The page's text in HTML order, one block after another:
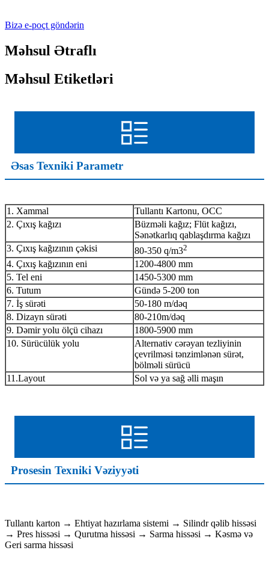
Bizə e-poçt göndərin
Məhsul Ətraflı
Məhsul Etiketləri
Əsas Texniki Parametr
1. Xammal
Tullantı Kartonu, OCC
2. Çıxış kağızı
Büzməli kağız; Flüt kağızı,
Sənətkarlıq qablaşdırma kağızı
3. Çıxış kağızının çəkisi
80-350 q/m32
4. Çıxış kağızının eni
1200-4800 mm
5. Tel eni
1450-5300 mm
6. Tutum
Gündə 5-200 ton
7. İş sürəti
50-180 m/dəq
8. Dizayn sürəti
80-210m/dəq
9. Dəmir yolu ölçü cihazı
1800-5900 mm
10. Sürücülük yolu
Alternativ cərəyan tezliyinin
çevrilməsi tənzimlənən sürət,
bölməli sürücü
11.Layout
Sol və ya sağ əlli maşın
Prosesin Texniki Vəziyyəti
Tullantı karton → Ehtiyat hazırlama sistemi → Silindr qəlib hissəsi
→ Pres hissəsi → Qurutma hissəsi → Sarma hissəsi → Kəsmə və
Geri sarma hissəsi